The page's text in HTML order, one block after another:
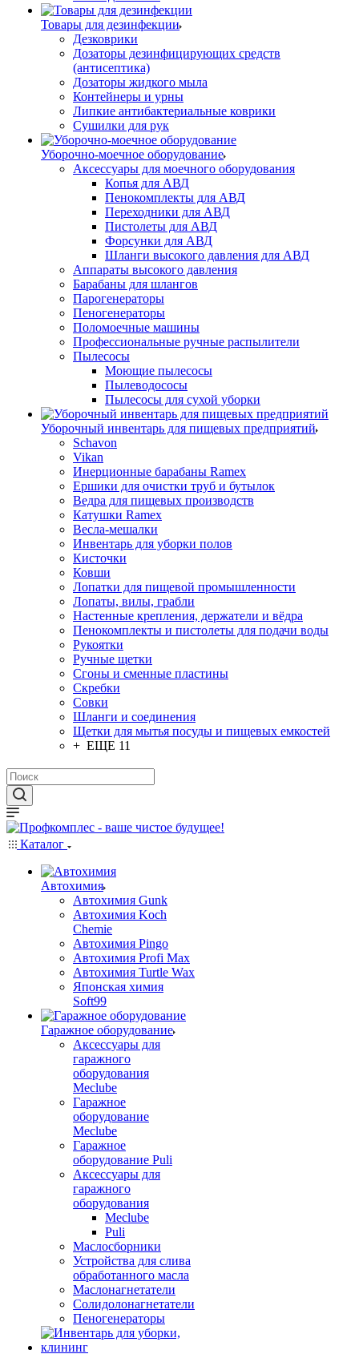
Товары для дезинфекции
Дезковрики
Дозаторы дезинфицирующих средств
(антисептика)
Дозаторы жидкого мыла
Контейнеры и урны
Липкие антибактериальные коврики
Сушилки для рук
Уборочно-моечное оборудование
Аксессуары для моечного оборудования
Копья для АВД
Пенокомплекты для АВД
Переходники для АВД
Пистолеты для АВД
Форсунки для АВД
Шланги высокого давления для АВД
Аппараты высокого давления
Барабаны для шлангов
Парогенераторы
Пеногенераторы
Поломоечные машины
Профессиональные ручные распылители
Пылесосы
Моющие пылесосы
Пылеводососы
Пылесосы для сухой уборки
Уборочный инвентарь для пищевых предприятий
Schavon
Vikan
Инерционные барабаны Ramex
Ершики для очистки труб и бутылок
Ведра для пищевых производств
Катушки Ramex
Весла-мешалки
Инвентарь для уборки полов
Кисточки
Ковши
Лопатки для пищевой промышленности
Лопаты, вилы, грабли
Настенные крепления, держатели и вёдра
Пенокомплекты и пистолеты для подачи воды
Рукоятки
Ручные щетки
Сгоны и сменные пластины
Скребки
Совки
Шланги и соединения
Щетки для мытья посуды и пищевых емкостей
+ ЕЩЕ 11
Каталог
Автохимия
Автохимия Gunk
Автохимия Koch
Chemie
Автохимия Pingo
Автохимия Profi Max
Автохимия Turtle Wax
Японская химия
Soft99
Гаражное оборудование
Аксессуары для
гаражного
оборудования
Meclube
Гаражное
оборудование
Meclube
Гаражное
оборудование Puli
Аксессуары для
гаражного
оборудования
Meclube
Puli
Маслосборники
Устройства для слива
обработанного масла
Маслонагнетатели
Солидолонагнетатели
Пеногенераторы